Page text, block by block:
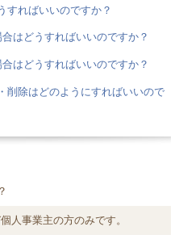
すればいいのですか？
はどうすればいいのですか？
はどうすればいいのですか？
削除はどのようにすればいいので
人事業主の方のみです。